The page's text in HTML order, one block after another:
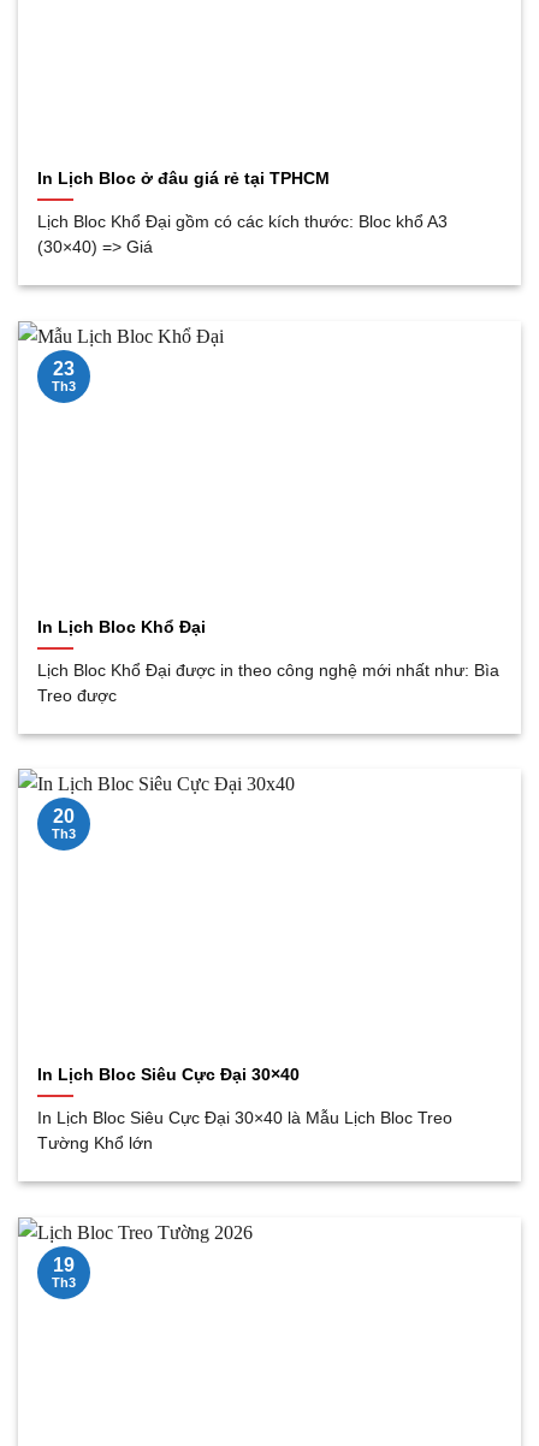
In Lịch Bloc ở đâu giá rẻ tại TPHCM
Lịch Bloc Khổ Đại gồm có các kích thước: Bloc khổ A3
(30×40) => Giá
In Lịch Bloc Khổ Đại
Lịch Bloc Khổ Đại được in theo công nghệ mới nhất như: Bìa
Treo được
23
Th3
In Lịch Bloc Siêu Cực Đại 30×40
In Lịch Bloc Siêu Cực Đại 30×40 là Mẫu Lịch Bloc Treo
Tường Khổ lớn
20
Th3
19
Th3